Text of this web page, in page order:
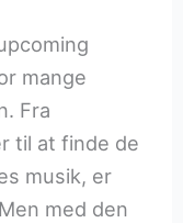
mange
Fra
til at finde de
musik, er
med den